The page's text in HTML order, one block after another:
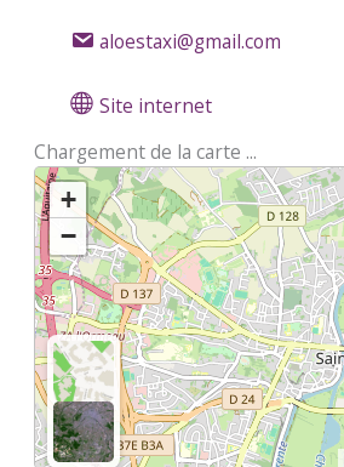
aloestaxi@gmail.com
Site internet
Chargement de la carte ...
+
−